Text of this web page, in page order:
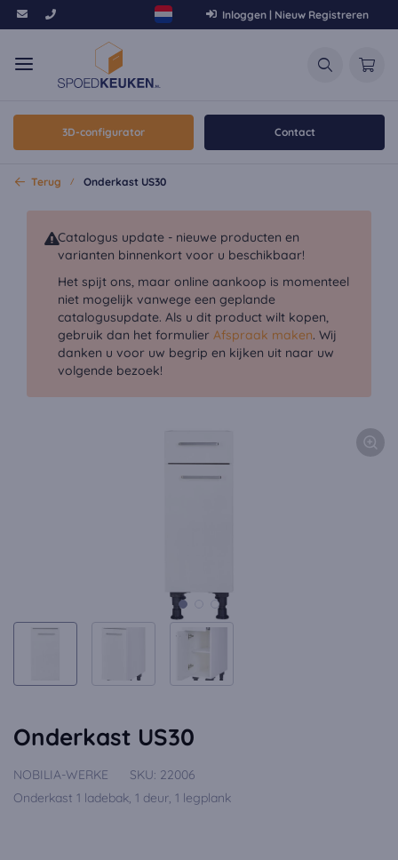
Inloggen | Nieuw Registreren
3D-configurator Contact
Terug Onderkast US30
Catalogus update - nieuwe producten en
varianten binnenkort voor u beschikbaar!
Het spijt ons, maar online aankoop is momenteel
niet mogelijk vanwege een geplande
catalogusupdate. Als u dit product wilt kopen,
gebruik dan het formulier Afspraak maken. Wij
danken u voor uw begrip en kijken uit naar uw
volgende bezoek!
Onderkast US30
NOBILIA-WERKE SKU: 22006
Onderkast 1 ladebak, 1 deur, 1 legplank